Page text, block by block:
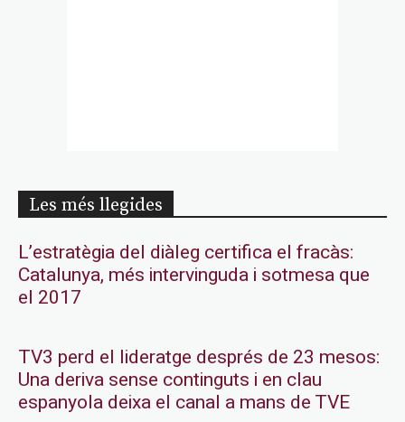
Les més llegides
L’estratègia del diàleg certifica el fracàs:
Catalunya, més intervinguda i sotmesa que
el 2017
TV3 perd el lideratge després de 23 mesos:
Una deriva sense continguts i en clau
espanyola deixa el canal a mans de TVE